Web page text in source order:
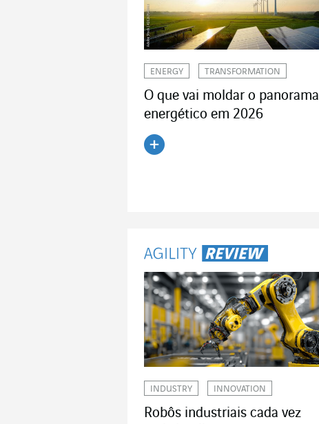
ENERGY TRANSFORMATION
O que vai moldar o panorama
energético em 2026
INDUSTRY INNOVATION
Robôs industriais cada vez